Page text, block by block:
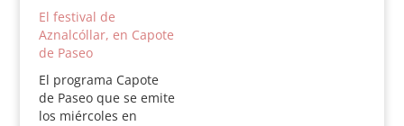
presentado y dirigido
por Carlos Crivell con
la colaboración de
José Luis López tiene
los siguientes
contenidos: Recuerdo
El festival de
Aznalcóllar, en Capote
de Paseo
El programa Capote
de Paseo que se emite
los miércoles en